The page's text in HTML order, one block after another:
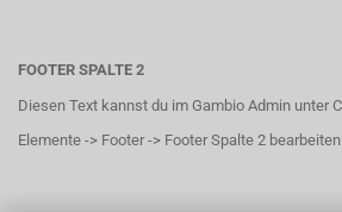
FOOTER SPALTE 2
Diesen Text kannst du im Gambio Admin unter
Elemente -> Footer -> Footer Spalte 2